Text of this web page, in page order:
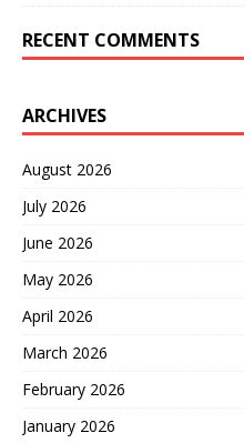
RECENT COMMENTS
ARCHIVES
August 2026
July 2026
June 2026
May 2026
April 2026
March 2026
February 2026
January 2026